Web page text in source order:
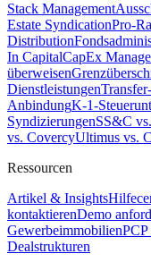
Stack Management
Estate SyndicationPro-
Distribution
In CapitalCapEx
überweisen
Dienstleistungen
AnbindungK-1-
SyndizierungenSS&C
vs. CovercyUltimus vs.
Ressourcen
Artikel & Insights
kontaktierenDemo
Gewerbeimmobilien
Dealstrukturen